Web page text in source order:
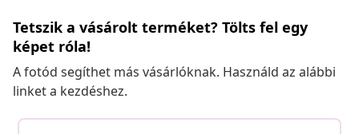
Tetszik a vásárolt terméket? Tölts fel egy
képet róla!
A fotód segíthet más vásárlóknak. Használd az alábbi
linket a kezdéshez.